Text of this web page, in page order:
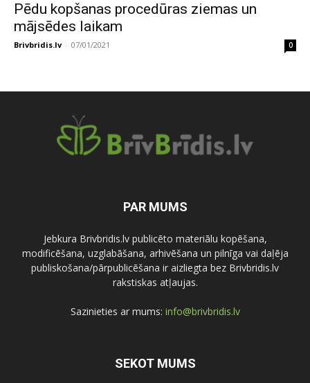
Pēdu kopšanas procedūras ziemas un
mājsēdes laikam
Brivbridis.lv - 07/01/2021 0
PAR MUMS
Jebkura Brivbridis.lv publicēto materiālu kopēšana,
modificēšana, uzglabāšana, arhivēšana un pilnīga vai daļēja
publiskošana/pārpublicēšana ir aizliegta bez Brivbridis.lv
rakstiskas atļaujas.
Sazinieties ar mums: info@brivbridis.lv
SEKOT MUMS